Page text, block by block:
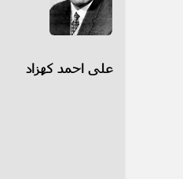
علی احمد کهزاد